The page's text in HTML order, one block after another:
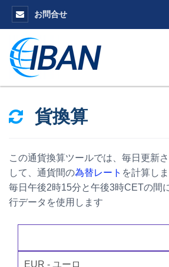
お問合せ
貨換算
この通貨換算ツールでは、毎日更新
して、通貨間の為替レート を計算しま
毎日午後2時15分と午後3時CETの間
行データを使用します